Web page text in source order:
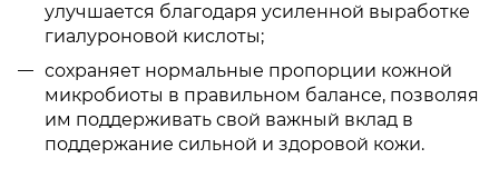
улучшается благодаря усиленной выработке
гиалуроновой кислоты;
сохраняет нормальные пропорции кожной
микробиоты в правильном балансе, позволяя
им поддерживать свой важный вклад в
поддержание сильной и здоровой кожи.